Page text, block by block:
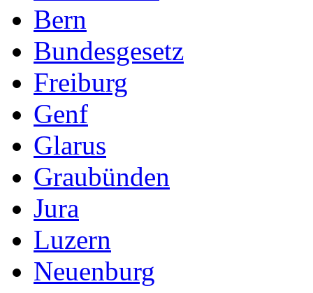
Bern
Bundesgesetz
Freiburg
Genf
Glarus
Graubünden
Jura
Luzern
Neuenburg